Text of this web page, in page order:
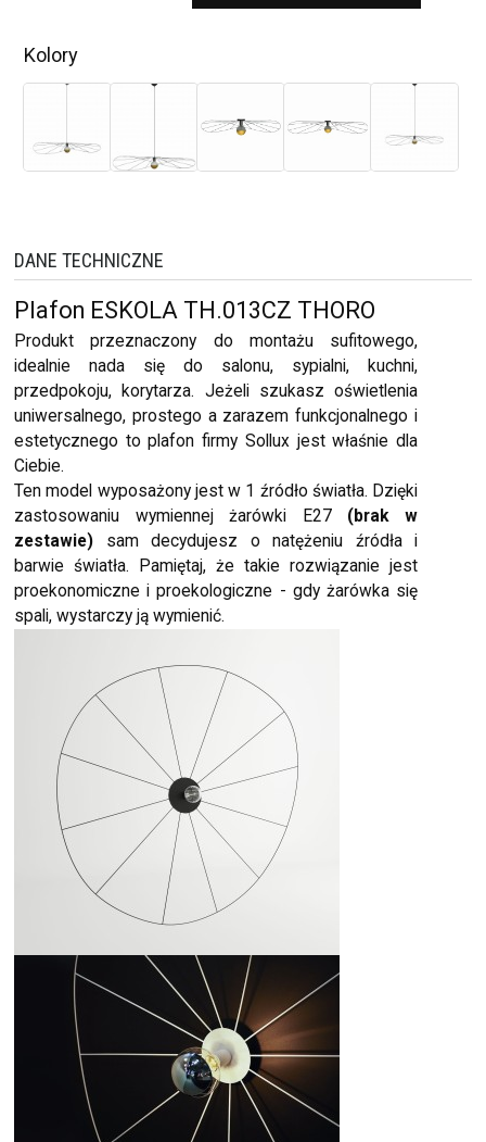
Kolory
DANE TECHNICZNE
Plafon ESKOLA TH.013CZ THORO
Produkt przeznaczony do montażu sufitowego,
idealnie nada się do salonu, sypialni, kuchni,
przedpokoju, korytarza. Jeżeli szukasz oświetlenia
uniwersalnego, prostego a zarazem funkcjonalnego i
estetycznego to plafon firmy Sollux jest właśnie dla
Ciebie.
Ten model wyposażony jest w 1 źródło światła. Dzięki
zastosowaniu wymiennej żarówki E27 (brak w
zestawie) sam decydujesz o natężeniu źródła i
barwie światła. Pamiętaj, że takie rozwiązanie jest
proekonomiczne i proekologiczne - gdy żarówka się
spali, wystarczy ją wymienić.